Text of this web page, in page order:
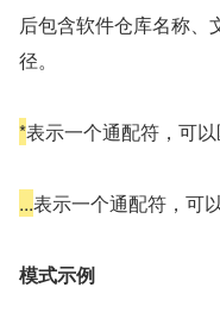
后包含软件仓库名称、
径。
*表示一个通配符，可
...表示一个通配符，可
模式示例